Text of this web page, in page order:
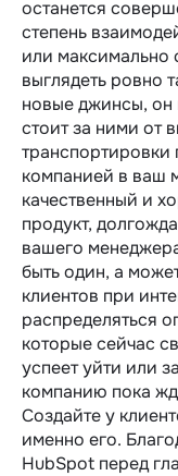
останется
степень
или максимально
выглядеть ровно
новые джинсы, он
стоит за ними от
транспортировки
компанией в ваш
качественный и
продукт,
вашего
быть один, а
клиентов при
распределяться
которые сейчас
успеет уйти или
компанию пока
Создайте у
именно его.
HubSpot перед